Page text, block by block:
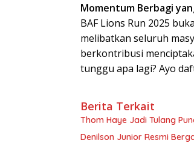
Momentum Berbagi
BAF Lions Run 2025
melibatkan seluruh
berkontribusi
tunggu apa lagi? Ayo
Berita Terkait
Thom Haye Jadi Tulang
Denilson Junior Resmi